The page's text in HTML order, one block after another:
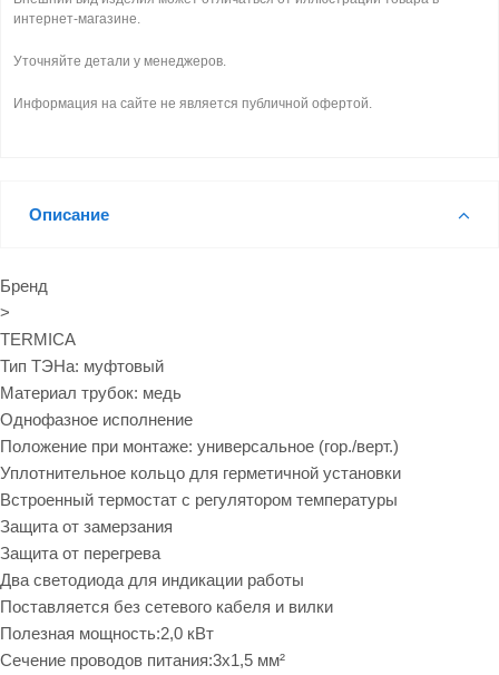
интернет-магазине.
Уточняйте детали у менеджеров.
Информация на сайте не является публичной офертой.
Описание
Бренд
>
TERMICA
Тип ТЭНа: муфтовый
Материал трубок: медь
Однофазное исполнение
Положение при монтаже: универсальное (гор./верт.)
Уплотнительное кольцо для герметичной установки
Встроенный термостат с регулятором температуры
Защита от замерзания
Защита от перегрева
Два светодиода для индикации работы
Поставляется без сетевого кабеля и вилки
Полезная мощность:2,0 кВт
Сечение проводов питания:3х1,5 мм²